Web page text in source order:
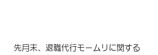
先月末、退職代行モームリに関する